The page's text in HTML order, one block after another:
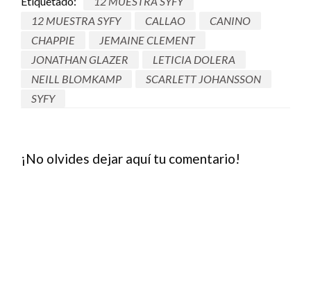
12 MUESTRA SYFY
CALLAO
CANINO
CHAPPIE
JEMAINE CLEMENT
JONATHAN GLAZER
LETICIA DOLERA
NEILL BLOMKAMP
SCARLETT JOHANSSON
SYFY
¡No olvides dejar aquí tu comentario!